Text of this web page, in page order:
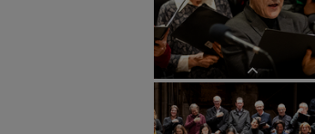
Sendungsfeier ReligionslehrerInnen